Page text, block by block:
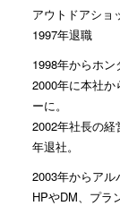
アウトドアショ
1997年退職
1998年からホン
2000年に本社
ーに。
2002年社長の
年退社。
2003年からア
HPやDM、プラ